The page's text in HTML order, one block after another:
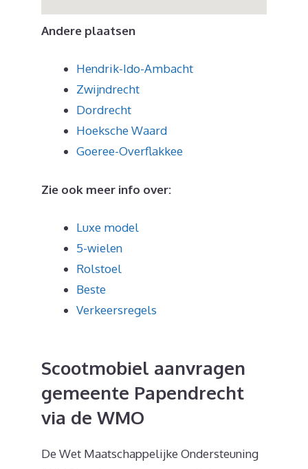
Andere plaatsen
Hendrik-Ido-Ambacht
Zwijndrecht
Dordrecht
Hoeksche Waard
Goeree-Overflakkee
Zie ook meer info over:
Luxe model
5-wielen
Rolstoel
Beste
Verkeersregels
Scootmobiel aanvragen
gemeente Papendrecht
via de WMO
De Wet Maatschappelijke Ondersteuning